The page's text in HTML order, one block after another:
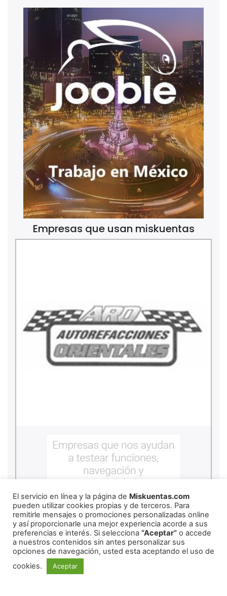
Empresas que usan miskuentas
El servicio en línea y la página de Miskuentas.com
pueden utilizar cookies propias y de terceros. Para
remitirle mensajes o promociones personalizadas online
y así proporcionarle una mejor experiencia acorde a sus
preferencias e interés. Si selecciona “Aceptar” o accede
a nuestros contenidos sin antes personalizar sus
opciones de navegación, usted esta aceptando el uso de
cookies.
Aceptar